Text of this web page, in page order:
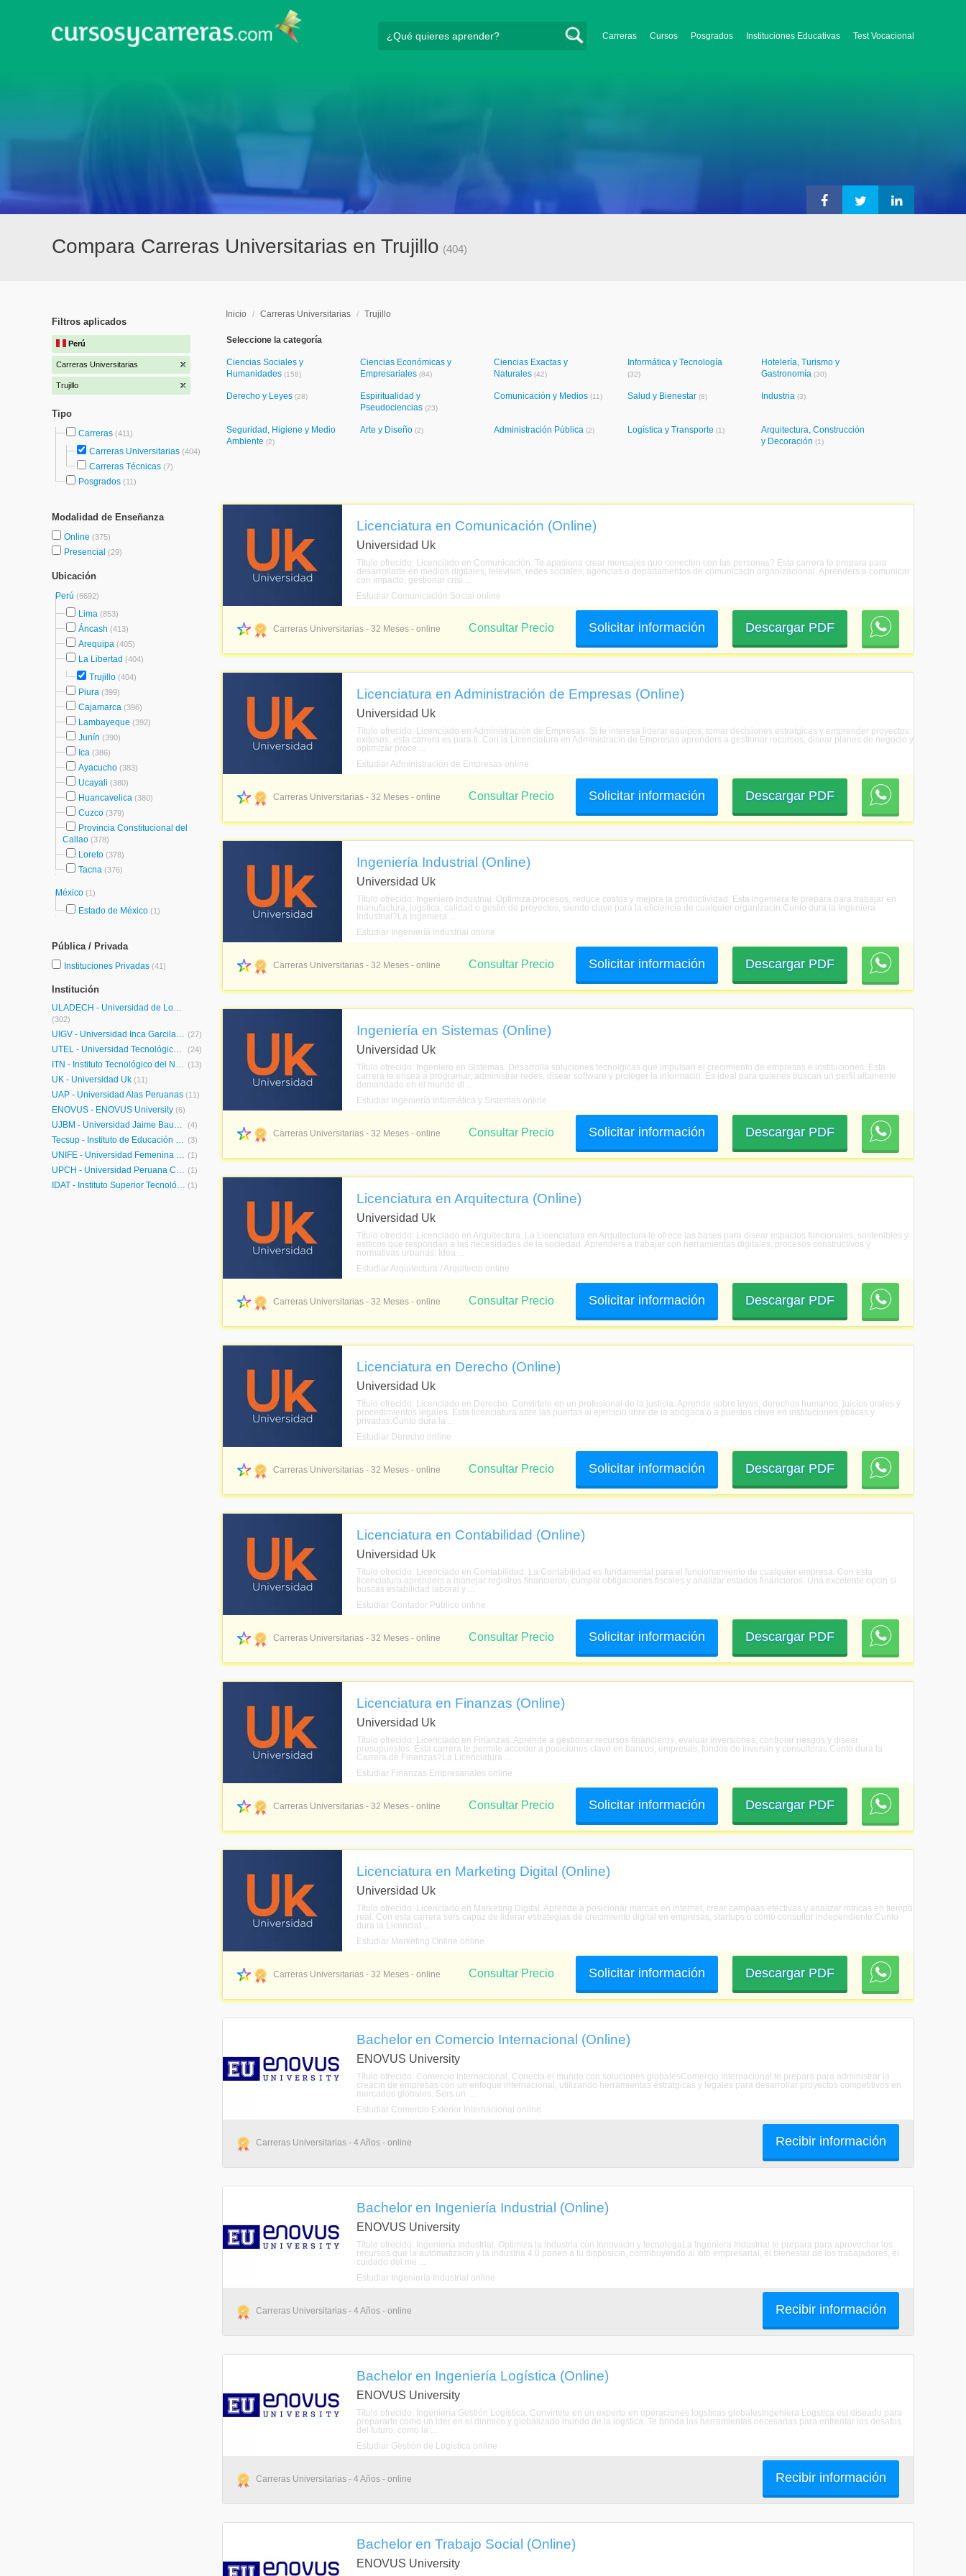
Carreras Cursos Posgrados Instituciones Educativas Test Vocacional
Compara Carreras Universitarias en Trujillo (404)
Filtros aplicados
Perú
Carreras Universitarias
Trujillo
Tipo
Carreras (411)
Carreras Universitarias (404)
Carreras Técnicas (7)
Posgrados (11)
Modalidad de Enseñanza
Online (375)
Presencial (29)
Ubicación
Perú (6692)
Lima (853)
Áncash (413)
Arequipa (405)
La Libertad (404)
Trujillo (404)
Piura (399)
Cajamarca (396)
Lambayeque (392)
Junín (390)
Ica (386)
Ayacucho (383)
Ucayali (380)
Huancavelica (380)
Cuzco (379)
Provincia Constitucional del
Callao (378)
Loreto (378)
Tacna (376)
México (1)
Estado de México (1)
Pública / Privada
Instituciones Privadas (41)
Institución
ULADECH - Universidad de Los Angeles de Chimbote
(302)
UIGV - Universidad Inca Garcilaso de la Vega (27)
UTEL - Universidad Tecnológica Latinoamericana en Línea Perú (24)
ITN - Instituto Tecnológico del Norte (13)
UK - Universidad Uk (11)
UAP - Universidad Alas Peruanas (11)
ENOVUS - ENOVUS University (6)
UJBM - Universidad Jaime Bausate y Meza (4)
Tecsup - Instituto de Educación Superior (3)
UNIFÉ - Universidad Femenina del Sagrado Corazón (1)
UPCH - Universidad Peruana Cayetano Heredia (1)
IDAT - Instituto Superior Tecnológico IDAT (1)
Inicio / Carreras Universitarias / Trujillo
Seleccione la categoría
Ciencias Sociales y
Humanidades (158)
Ciencias Económicas y
Empresariales (84)
Ciencias Exactas y
Naturales (42)
Informática y Tecnología
(32)
Hotelería, Turismo y
Gastronomía (30)
Derecho y Leyes (28)
Espiritualidad y
Pseudociencias (23)
Comunicación y Medios (11) Salud y Bienestar (8) Industria (3)
Seguridad, Higiene y Medio
Ambiente (2)
Arte y Diseño (2) Administración Pública (2) Logística y Transporte (1)
Arquitectura, Construcción
y Decoración (1)
Licenciatura en Comunicación (Online)
Universidad Uk
Título ofrecido: Licenciado en Comunicación. Te apasiona crear mensajes que conecten con las personas? Esta carrera te prepara para
desarrollarte en medios digitales, televisin, redes sociales, agencias o departamentos de comunicacin organizacional. Aprenders a comunicar
con impacto, gestionar crisi ...
Estudiar Comunicación Social online
Carreras Universitarias - 32 Meses - online Descargar PDF
Solicitar información
Consultar Precio
Licenciatura en Administración de Empresas (Online)
Universidad Uk
Título ofrecido: Licenciado en Administración de Empresas. Si te interesa liderar equipos, tomar decisiones estratgicas y emprender proyectos
exitosos, esta carrera es para ti. Con la Licenciatura en Administracin de Empresas aprenders a gestionar recursos, disear planes de negocio y
optimizar proce ...
Estudiar Administración de Empresas online
Carreras Universitarias - 32 Meses - online Descargar PDF
Solicitar información
Consultar Precio
Ingeniería Industrial (Online)
Universidad Uk
Título ofrecido: Ingeniero Industrial. Optimiza procesos, reduce costos y mejora la productividad. Esta ingeniera te prepara para trabajar en
manufactura, logstica, calidad o gestin de proyectos, siendo clave para la eficiencia de cualquier organizacin.Cunto dura la Ingeniera
Industrial?La Ingeniera ...
Estudiar Ingeniería Industrial online
Carreras Universitarias - 32 Meses - online Descargar PDF
Solicitar información
Consultar Precio
Ingeniería en Sistemas (Online)
Universidad Uk
Título ofrecido: Ingeniero en Sistemas. Desarrolla soluciones tecnolgicas que impulsan el crecimiento de empresas e instituciones. Esta
carrera te ensea a programar, administrar redes, disear software y proteger la informacin. Es ideal para quienes buscan un perfil altamente
demandado en el mundo di ...
Estudiar Ingeniería Informática y Sistemas online
Carreras Universitarias - 32 Meses - online Descargar PDF
Solicitar información
Consultar Precio
Licenciatura en Arquitectura (Online)
Universidad Uk
Título ofrecido: Licenciado en Arquitectura. La Licenciatura en Arquitectura te ofrece las bases para disear espacios funcionales, sostenibles y
estticos que respondan a las necesidades de la sociedad. Aprenders a trabajar con herramientas digitales, procesos constructivos y
normativas urbanas. Idea ...
Estudiar Arquitectura / Arquitecto online
Carreras Universitarias - 32 Meses - online Descargar PDF
Solicitar información
Consultar Precio
Licenciatura en Derecho (Online)
Universidad Uk
Título ofrecido: Licenciado en Derecho. Convirtete en un profesional de la justicia. Aprende sobre leyes, derechos humanos, juicios orales y
procedimientos legales. Esta licenciatura abre las puertas al ejercicio libre de la abogaca o a puestos clave en instituciones pblicas y
privadas.Cunto dura la ...
Estudiar Derecho online
Carreras Universitarias - 32 Meses - online Descargar PDF
Solicitar información
Consultar Precio
Licenciatura en Contabilidad (Online)
Universidad Uk
Título ofrecido: Licenciado en Contabilidad. La Contabilidad es fundamental para el funcionamiento de cualquier empresa. Con esta
licenciatura aprenders a manejar registros financieros, cumplir obligaciones fiscales y analizar estados financieros. Una excelente opcin si
buscas estabilidad laboral y ...
Estudiar Contador Público online
Carreras Universitarias - 32 Meses - online Descargar PDF
Solicitar información
Consultar Precio
Licenciatura en Finanzas (Online)
Universidad Uk
Título ofrecido: Licenciado en Finanzas. Aprende a gestionar recursos financieros, evaluar inversiones, controlar riesgos y disear
presupuestos. Esta carrera te permite acceder a posiciones clave en bancos, empresas, fondos de inversin y consultoras.Cunto dura la
Carrera de Finanzas?La Licenciatura ...
Estudiar Finanzas Empresariales online
Carreras Universitarias - 32 Meses - online Descargar PDF
Solicitar información
Consultar Precio
Licenciatura en Marketing Digital (Online)
Universidad Uk
Título ofrecido: Licenciado en Marketing Digital. Aprende a posicionar marcas en internet, crear campaas efectivas y analizar mtricas en tiempo
real. Con esta carrera sers capaz de liderar estrategias de crecimiento digital en empresas, startups o como consultor independiente.Cunto
dura la Licenciat ...
Estudiar Marketing Online online
Carreras Universitarias - 32 Meses - online Descargar PDF
Solicitar información
Consultar Precio
Bachelor en Comercio Internacional (Online)
ENOVUS University
Título ofrecido: Comercio Internacional. Conecta el mundo con soluciones globalesComercio Internacional te prepara para administrar la
creacin de empresas con un enfoque internacional, utilizando herramientas estratgicas y legales para desarrollar proyectos competitivos en
mercados globales. Sers un ...
Estudiar Comercio Exterior Internacional online
Carreras Universitarias - 4 Años - online Recibir información
Bachelor en Ingeniería Industrial (Online)
ENOVUS University
Título ofrecido: Ingeniería Industrial. Optimiza la industria con Innovacin y tecnologaLa Ingeniera Industrial te prepara para aprovechar los
recursos que la automatizacin y la industria 4.0 ponen a tu disposicin, contribuyendo al xito empresarial, el bienestar de los trabajadores, el
cuidado del me ...
Estudiar Ingeniería Industrial online
Carreras Universitarias - 4 Años - online Recibir información
Bachelor en Ingeniería Logística (Online)
ENOVUS University
Título ofrecido: Ingeniería Gestión Logística. Convirtete en un experto en operaciones logsticas globalesIngeniera Logstica est diseado para
prepararte como un lder en el dinmico y globalizado mundo de la logstica. Te brinda las herramientas necesarias para enfrentar los desafos
del futuro, como la ...
Estudiar Gestión de Logística online
Carreras Universitarias - 4 Años - online Recibir información
Bachelor en Trabajo Social (Online)
ENOVUS University